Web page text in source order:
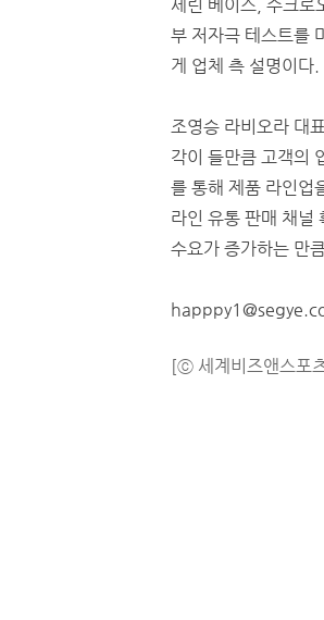
세린 베이스, 수크로
부 저자극 테스트를
게 업체 측 설명이다.
조영승 라비오라 대
각이 들만큼 고객의
를 통해 제품 라인업
라인 유통 판매 채널
수요가 증가하는 만
[ⓒ 세계비즈앤스포